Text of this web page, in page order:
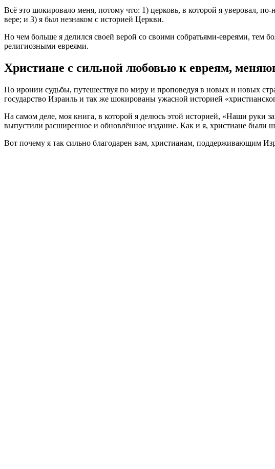
Всё это шокировало меня, потому что: 1) церковь, в которой я уверовал,
вере; и 3) я был незнаком с историей Церкви.
Но чем больше я делился своей верой со своими собратьями-евреями, тем
религиозными евреями.
Христиане с сильной любовью к евреям,
По иронии судьбы, путешествуя по миру и проповедуя в новых и новых
государство Израиль и так же шокированы ужасной историей
На самом деле, моя книга, в которой я делюсь этой историей, «Наши руки
выпустили расширенное и обновлённое издание. Как и я, христиане были
Вот почему я так сильно благодарен вам, христианам, поддерживающим